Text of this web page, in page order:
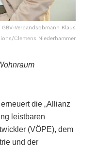
Verbandsobmann Klaus
Clemens Niederhammer
die „Allianz
leistbaren
(VÖPE), dem
und der